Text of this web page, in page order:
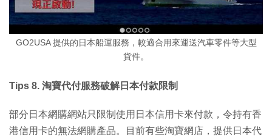
GO2USA 提供的日本船運服務，較適合用來運送汽車零件等大型
貨件。
Tips 8. 淘寶代付服務破解日本付款限制
部分日本網購網站只限制使用日本信用卡來付款，令持有香
港信用卡的無法網購產品。目前有些淘寶網店，提供日本代